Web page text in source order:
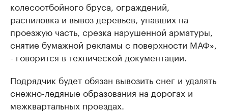
колесоотбойного бруса, ограждений,
распиловка и вывоз деревьев, упавших на
проезжую часть, срезка нарушенной арматуры,
снятие бумажной рекламы с поверхности МАФ»,
- говорится в технической документации.
Подрядчик будет обязан вывозить снег и удалять
снежно-ледяные образования на дорогах и
межквартальных проездах.